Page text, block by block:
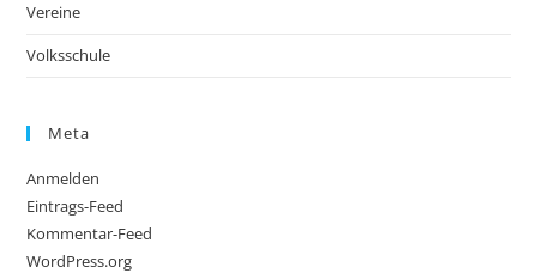
Vereine
Volksschule
Meta
Anmelden
Eintrags-Feed
Kommentar-Feed
WordPress.org